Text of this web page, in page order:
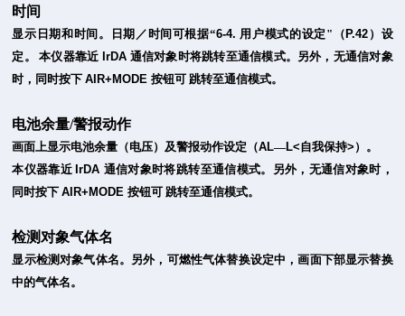
时间
显示日期和时间。日期／时间可根据“6-4. 用户模式的设定"（ P.42 ）设
定。本仪器靠近 IrDA 通信对象时将跳转至通信模式。另外，无通信对象
时，同时按下AIR+MODE按钮可跳转至通信模式。
电池余量/警报动作
画面上显示电池余量（电压）及警报动作设定（AL—L<自我保持> ）。
本仪器靠近 IrDA 通信对象时将跳转至通信模式。另外，无通信对象时，
同时按下AIR+MODE按钮可跳转至通信模式。
检测对象气体名
显示检测对象气体名。另外，可燃性气体替换设定中，画面下部显示替换
中的气体名。